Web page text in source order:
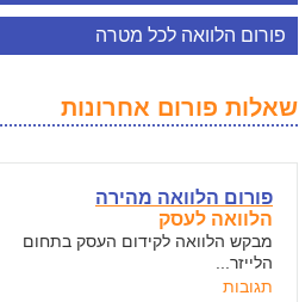
פורום הלוואה לכל מטרה
שאלות פורום אחרונות
פורום הלוואה מהירה
הלוואה לעסק
מבקש הלוואה לקידום העסק בתחום
הלייזר...
תגובות